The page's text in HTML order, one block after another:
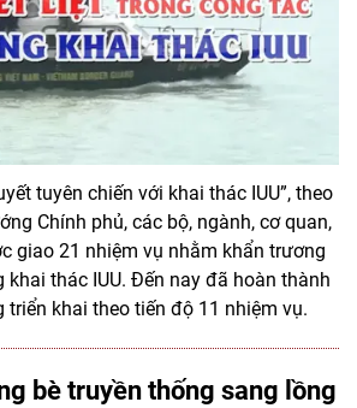
tuyên chiến với khai thác IUU”, theo
Chính phủ, các bộ, ngành, cơ quan,
giao 21 nhiệm vụ nhằm khẩn trương
thác IUU. Đến nay đã hoàn thành
triển khai theo tiến độ 11 nhiệm vụ.
bè truyền thống sang lồng